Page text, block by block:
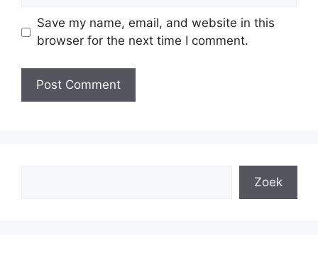
Save my name, email, and website in this
browser for the next time I comment.
Zoek